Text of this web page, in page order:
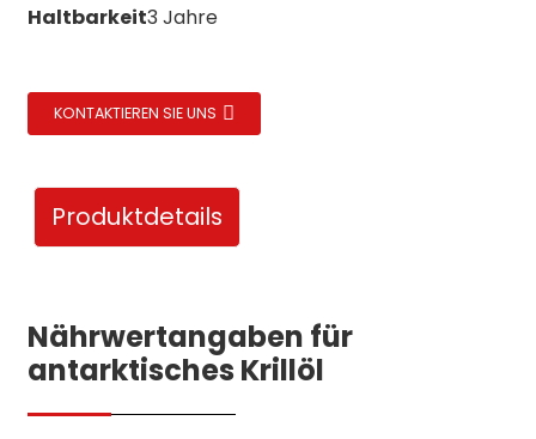
Haltbarkeit3 Jahre
KONTAKTIEREN SIE UNS
Produktdetails
Nährwertangaben für
antarktisches Krillöl